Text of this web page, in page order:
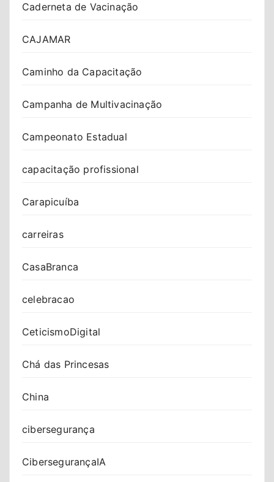
Caderneta de Vacinação
CAJAMAR
Caminho da Capacitação
Campanha de Multivacinação
Campeonato Estadual
capacitação profissional
Carapicuíba
carreiras
CasaBranca
celebracao
CeticismoDigital
Chá das Princesas
China
cibersegurança
CibersegurançaIA